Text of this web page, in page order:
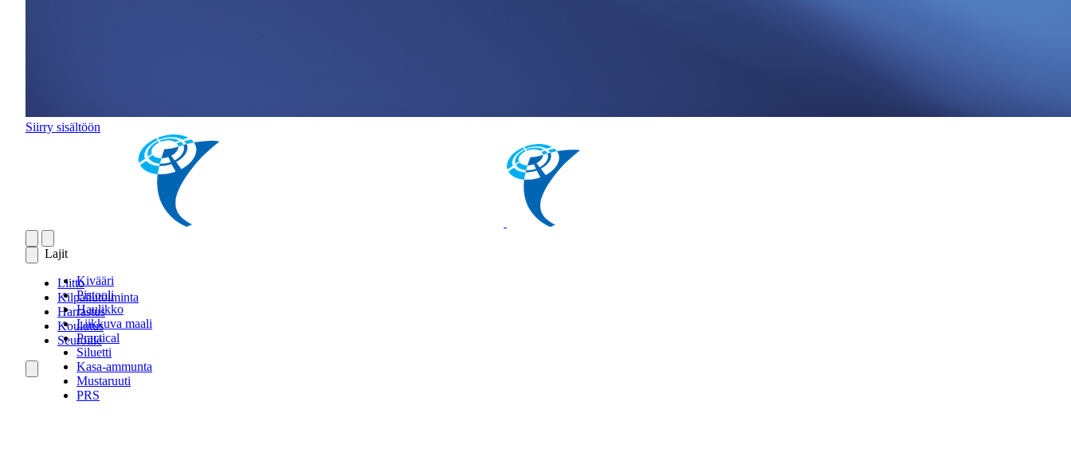
Siirry sisältöön
Lajit
Kivääri
Pistooli
Haulikko
Liikkuva maali
Practical
Siluetti
Kasa-ammunta
Mustaruuti
PRS
Liitto
Kilpailutoiminta
Harrastus
Koulutus
Seuroille